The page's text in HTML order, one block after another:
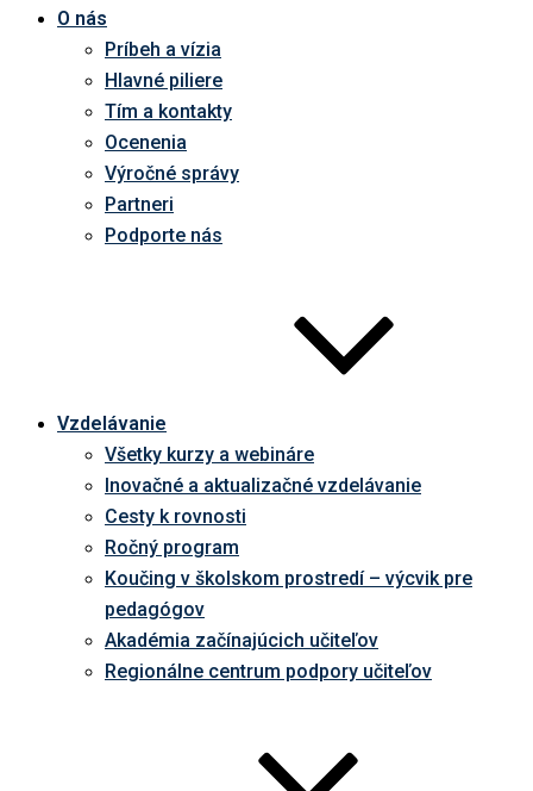
O nás
Príbeh a vízia
Hlavné piliere
Tím a kontakty
Ocenenia
Výročné správy
Partneri
Podporte nás
Vzdelávanie
Všetky kurzy a webináre
Inovačné a aktualizačné vzdelávanie
Cesty k rovnosti
Ročný program
Koučing v školskom prostredí – výcvik pre
pedagógov
Akadémia začínajúcich učiteľov
Regionálne centrum podpory učiteľov